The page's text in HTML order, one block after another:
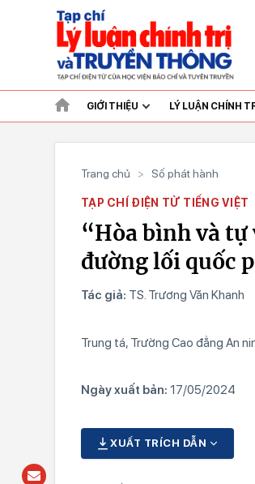
GIỚI THIỆU LÝ LUẬN CHÍNH
Trang chủ > Số phát hành
TẠP CHÍ ĐIỆN TỬ TIẾNG VIỆT
“Hòa bình và
đường lối quốc
Tác giả: TS. Trương Văn Khanh
Trung tá, Trường Cao đẳng An
Ngày xuất bản: 17/05/2024
XUẤT TRÍCH DẪN